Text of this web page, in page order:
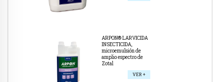
ARPON® LARVICIDA
INSECTICIDA,
microemulsión de
amplio espectro de
Zotal
VER +